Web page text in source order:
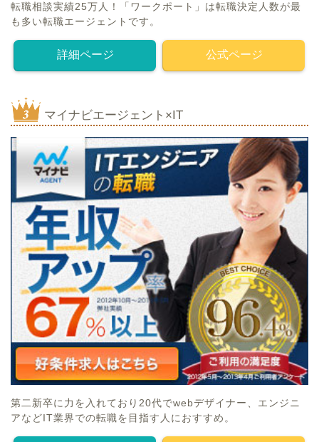
転職相談実績25万人！「ワークポート」は転職決定人数が最
も多い転職エージェントです。
詳細ページ 公式ページ
マイナビエージェント×IT
第二新卒に力を入れており20代でwebデザイナー、エンジニ
アなどIT業界での転職を目指す人におすすめ。